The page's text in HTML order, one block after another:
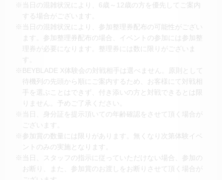
※当日の混雑状況により、6歳～12歳の方を優先してご案内
する場合がございます。
※当日の混雑状況により、参加整理券配布の可能性がござい
ます。参加整理券配布の場合、イベントの参加には参加整
理券が必要になります。整理券には数に限りがございま
す。
※BEYBLADE X体験会の対戦相手は選べません。原則として
待機列の先頭から順にご案内するため、お客様にて対戦相
手を選ぶことはできず、付き添いの方と対戦できるとは限
りません。予めご了承ください。
※当日、身分証を提示頂いての年齢確認をさせて頂く場合が
ございます。
※参加賞の数量には限りがあります。無くなり次第体験イベ
ントのみの実施となります。
※当日、スタッフの指示に従っていただけない場合、参加の
お断り、また、参加賞のお渡しをお断りさせて頂く場合が